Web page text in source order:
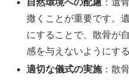
自然環境への配慮 ：遺
撒くことが重要です。
にすることで、散骨が
感を与えないようにす
適切な儀式の実施：散